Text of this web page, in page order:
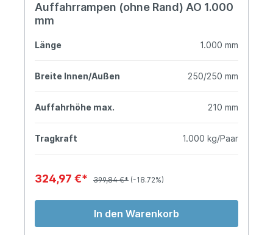
Auffahrrampen (ohne Rand) AO 1.000
mm
Länge 1.000 mm
Breite Innen/Außen 250/250 mm
Auffahrhöhe max. 210 mm
Tragkraft 1.000 kg/Paar
324,97 €* 399,84 €* (-18.72%)
In den Warenkorb